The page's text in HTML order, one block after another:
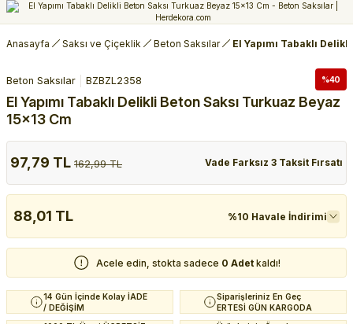
Anasayfa Saksı ve Çiçeklik Beton Saksılar El Yapımı Tabaklı
%40
Beton Saksılar BZBZL2358
El Yapımı Tabaklı Delikli Beton Saksı Turkuaz Beyaz
15x13 Cm
97,79 TL 162,99 TL Vade Farksız 3 Taksit Fırsatı
88,01 TL %10 Havale İndirimi
Acele edin, stokta sadece 0 Adet kaldı!
14 Gün İçinde Kolay İADE
/ DEĞİŞİM
Siparişleriniz En Geç
ERTESİ GÜN KARGODA